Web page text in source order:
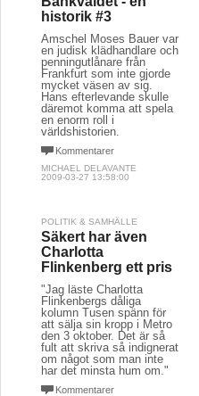
historik #3
Amschel Moses Bauer var
en judisk klädhandlare och
penningutlånare från
Frankfurt som inte gjorde
mycket väsen av sig.
Hans efterlevande skulle
däremot komma att spela
en enorm roll i
världshistorien.
Kommentarer
MICHAEL DELAVANTE
2009-03-27 13:58:00
POLITIK & SAMHÄLLE
Säkert har även
Charlotta
Flinkenberg ett pris
"Jag läste Charlotta
Flinkenbergs dåliga
kolumn Tusen spänn för
att sälja sin kropp i Metro
den 3 oktober. Det är så
fult att skriva så indignerat
om något som man inte
har det minsta hum om."
Kommentarer